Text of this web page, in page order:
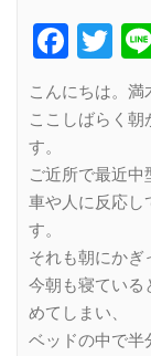
こんにちは。満
ここしばらく朝
す。
ご近所で最近中
車や人に反応し
す。
それも朝にかぎ
今朝も寝ている
めてしまい、
ベッドの中で半